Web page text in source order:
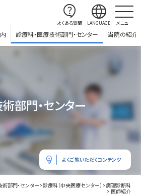
診療科・医療技術部門・センター 当院の紹介
contact_support
よくある質問
language
LANGUAGE メニュー
部門・センター
術部門・センター>診療科（中央医療センター） >病理診断科
> 医師紹介
emoji_objects よくご覧いただくコンテンツ